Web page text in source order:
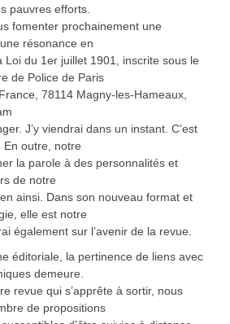
pauvres efforts.
fomenter prochainement une
résonance en
Loi du 1er juillet 1901, inscrite sous le
de Police de Paris
78114 Magny-les-Hameaux,
J’y viendrai dans un instant. C’est
En outre, notre
la parole à des personnalités et
de notre
ainsi. Dans son nouveau format et
elle est notre
également sur l’avenir de la revue.
éditoriale, la pertinence de liens avec
demeure.
revue qui s’apprête à sortir, nous
de propositions